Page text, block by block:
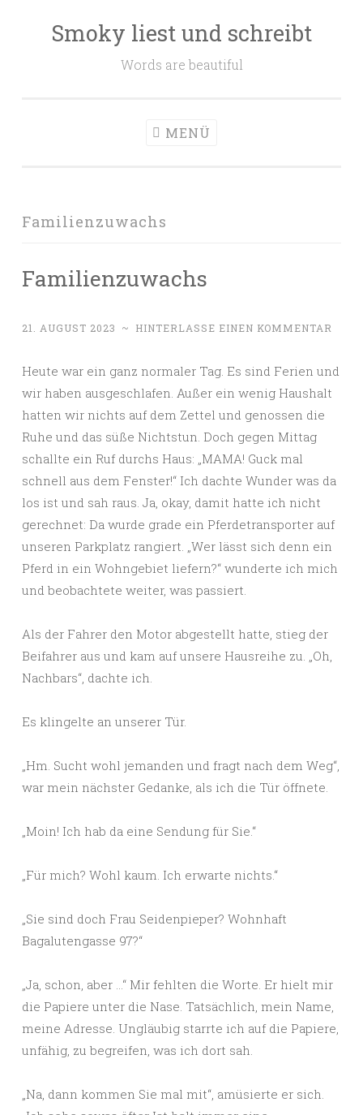
Smoky liest und schreibt
Words are beautiful
MENÜ
Familienzuwachs
Familienzuwachs
21. AUGUST 2023 ~ HINTERLASSE EINEN KOMMENTAR
Heute war ein ganz normaler Tag. Es sind Ferien und
wir haben ausgeschlafen. Außer ein wenig Haushalt
hatten wir nichts auf dem Zettel und genossen die
Ruhe und das süße Nichtstun. Doch gegen Mittag
schallte ein Ruf durchs Haus: „MAMA! Guck mal
schnell aus dem Fenster!“ Ich dachte Wunder was da
los ist und sah raus. Ja, okay, damit hatte ich nicht
gerechnet: Da wurde grade ein Pferdetransporter auf
unseren Parkplatz rangiert. „Wer lässt sich denn ein
Pferd in ein Wohngebiet liefern?“ wunderte ich mich
und beobachtete weiter, was passiert.
Als der Fahrer den Motor abgestellt hatte, stieg der
Beifahrer aus und kam auf unsere Hausreihe zu. „Oh,
Nachbars“, dachte ich.
Es klingelte an unserer Tür.
„Hm. Sucht wohl jemanden und fragt nach dem Weg“,
war mein nächster Gedanke, als ich die Tür öffnete.
„Moin! Ich hab da eine Sendung für Sie.“
„Für mich? Wohl kaum. Ich erwarte nichts.“
„Sie sind doch Frau Seidenpieper? Wohnhaft
Bagalutengasse 97?“
„Ja, schon, aber …“ Mir fehlten die Worte. Er hielt mir
die Papiere unter die Nase. Tatsächlich, mein Name,
meine Adresse. Ungläubig starrte ich auf die Papiere,
unfähig, zu begreifen, was ich dort sah.
„Na, dann kommen Sie mal mit“, amüsierte er sich.